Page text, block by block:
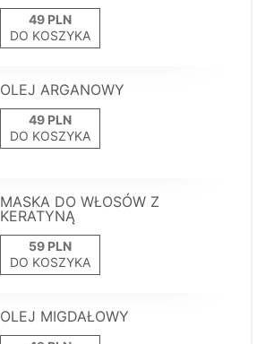
DO KOSZYKA
OLEJ ARGANOWY
DO KOSZYKA
MASKA DO WŁOSÓW Z
KERATYNĄ
DO KOSZYKA
OLEJ MIGDAŁOWY